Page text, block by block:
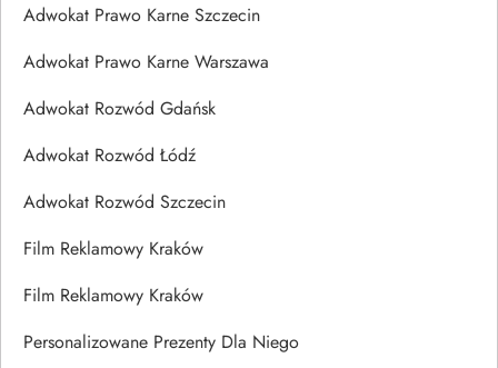
Adwokat Prawo Karne Szczecin
Adwokat Prawo Karne Warszawa
Adwokat Rozwód Gdańsk
Adwokat Rozwód Łódź
Adwokat Rozwód Szczecin
Film Reklamowy Kraków
Film Reklamowy Kraków
Personalizowane Prezenty Dla Niego